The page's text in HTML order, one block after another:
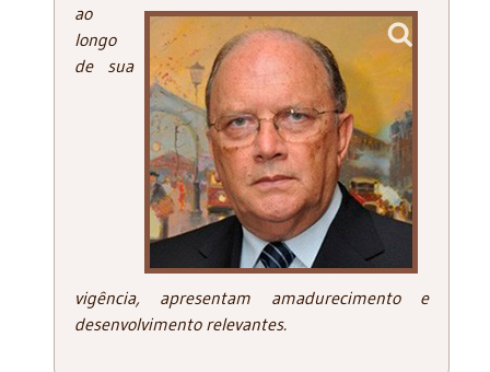
ao
longo
de sua
vigência, apresentam amadurecimento e
desenvolvimento relevantes.